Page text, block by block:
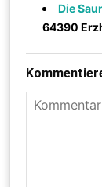
Die
64390